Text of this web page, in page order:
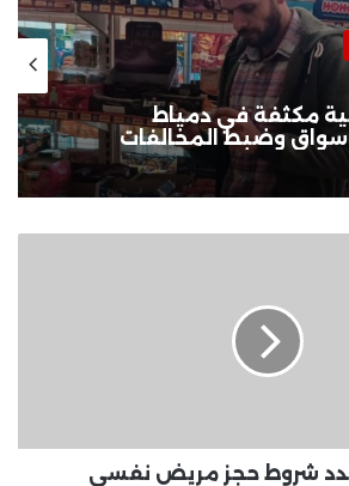
مكثفة في دمياط
وضبط المخالفات
شروط حجز مريض نفسى